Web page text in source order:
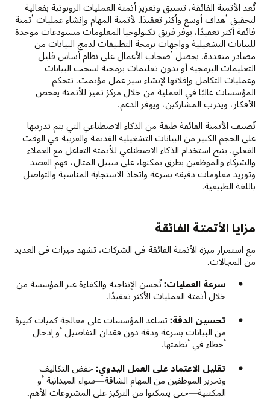
تُعد الأتمتة الفائقة، تنسيق وتعزيز أتمتة العمليات الروبوتية بفعالية
لتحقيق أهداف أوسع وأكثر تعقيدًا. لأتمتة المهام وإنشاء عمليات أتمتة
فائقة أكثر تعقيدًا، يوفر فريق تكنولوجيا المعلومات مستودعات موحدة
للبيانات التشغيلية وواجهات برمجة التطبيقات لدمج البيانات من
مصادر متعددة. يحصل أصحاب الأعمال على نظام أساس قليل
التعليمات البرمجية أو بدون تعليمات برمجية لسحب البيانات
وعمليات التكامل وإفلاتها لإنشاء سير عمل مؤتمت. تتحكم
المؤسسات غالبًا في العملية من خلال مركز تميز للأتمتة يفحص
الأفكار، ويدرب المشاركين، ويوفر الدعم.
تُضيف الأتمتة الفائقة طبقة من الذكاء الاصطناعي التي يتم تدريبها
على الحجم الكبير من البيانات التشغيلية القديمة والقريبة في الوقت
الفعلي. يتيح استخدام الذكاء الاصطناعي للأتمتة التفاعل مع العملاء
والشركاء والموظفين بطرق يمكنها، على سبيل المثال، فهم القصد
وتوريد معلومات دقيقة بسرعة واتخاذ الاستجابة المناسبة والتواصل
باللغة الطبيعية.
مزايا الأتمتة الفائقة
مع استمرار ميزة الأتمتة الفائقة في الشركات، تشهد ميزات في العديد
من المجالات.
سرعة العمليات: تُحسن الإنتاجية والكفاءة عبر المؤسسة من
خلال أتمتة العمليات الأكثر تعقيدًا.
تحسين الدقة: تساعد المؤسسات على معالجة كميات كبيرة
من البيانات بسرعة ودقة دون فقدان التفاصيل أو إدخال
أخطاء في أنظمتها.
تقليل الاعتماد على العمل اليدوي: خفض التكاليف
وتحرير الموظفين من المهام الشاقة—سواء الميدانية أو
المكتبية—حتى يتمكنوا من التركيز على المشروعات الأهم.